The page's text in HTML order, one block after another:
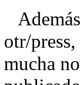
otr/
mucha